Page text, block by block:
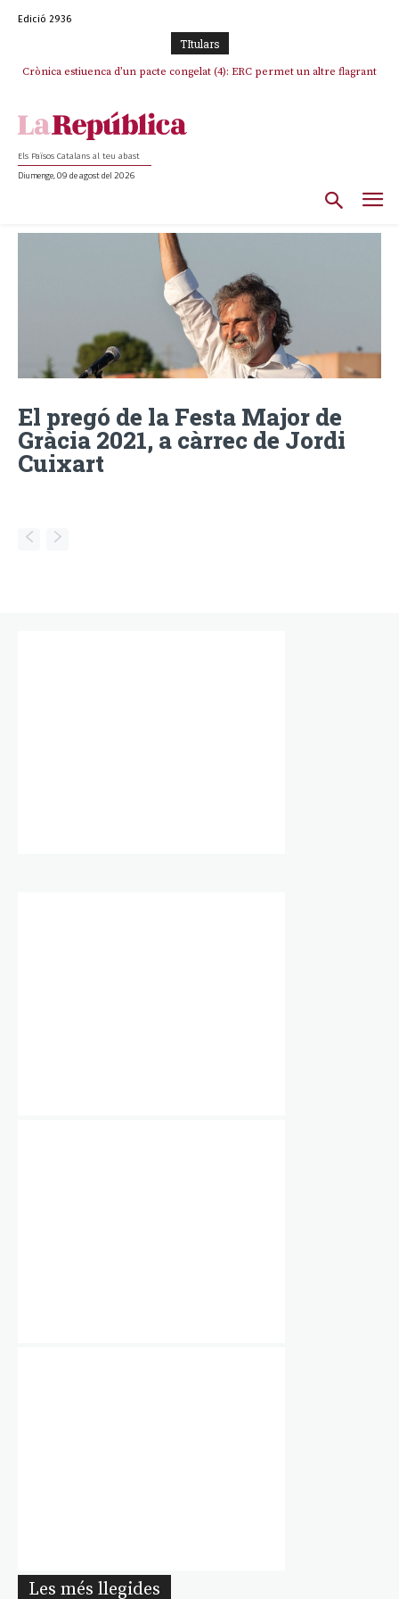
Edició 2936
TItulars
Crònica estiuenca d’un pacte congelat (4): ERC permet un altre flagrant
Els Països Catalans al teu abast
Diumenge, 09 de agost del 2026
El pregó de la Festa Major de
Gràcia 2021, a càrrec de Jordi
Cuixart
Les més llegides